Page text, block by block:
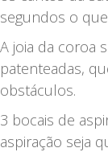
segundos o
A joia da coroa
patenteadas,
obstáculos.
3 bocais de
aspiração seja